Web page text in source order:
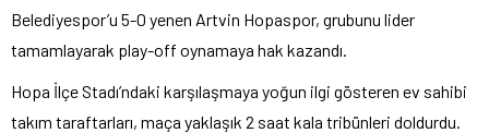
Belediyespor’u 5-0 yenen Artvin Hopaspor, grubunu lider
tamamlayarak play-off oynamaya hak kazandı.
Hopa İlçe Stadı’ndaki karşılaşmaya yoğun ilgi gösteren ev sahibi
takım taraftarları, maça yaklaşık 2 saat kala tribünleri doldurdu.